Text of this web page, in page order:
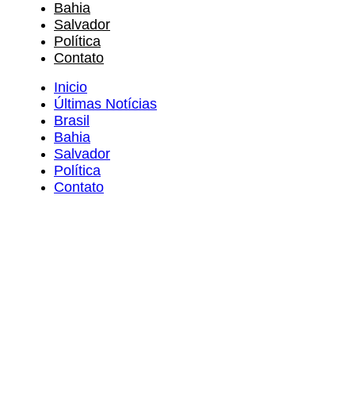
Bahia
Salvador
Política
Contato
Inicio
Últimas Notícias
Brasil
Bahia
Salvador
Política
Contato